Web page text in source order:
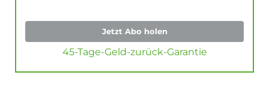
Jetzt Abo holen
45-Tage-Geld-zurück-Garantie